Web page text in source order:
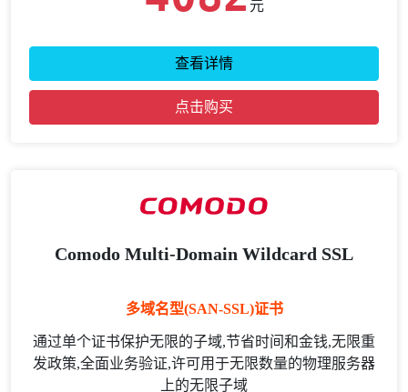
元
查看详情
点击购买
Comodo Multi-Domain Wildcard SSL
多域名型(SAN-SSL)证书
通过单个证书保护无限的子域,节省时间和金钱,无限重
发政策,全面业务验证,许可用于无限数量的物理服务器
上的无限子域